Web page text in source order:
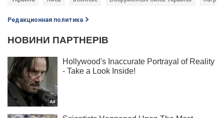
Редакционная политика